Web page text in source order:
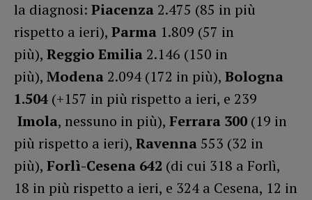
la diagnosi: Piacenza 2.475 (85 in più
rispetto a ieri), Parma 1.809 (57 in
più), Reggio Emilia 2.146 (150 in
più), Modena 2.094 (172 in più), Bologna
1.504 (+157 in più rispetto a ieri, e 239
Imola, nessuno in più), Ferrara 300 (19 in
più rispetto a ieri), Ravenna 553 (32 in
più), Forlì-Cesena 642 (di cui 318 a Forlì,
18 in più rispetto a ieri, e 324 a Cesena, 12 in